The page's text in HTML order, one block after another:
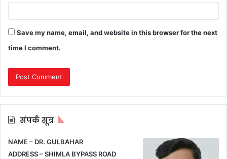
Save my name, email, and website in this browser for the next
time I comment.
संपर्क सूत्र
NAME – DR. GULBAHAR
ADDRESS – SHIMLA BYPASS ROAD